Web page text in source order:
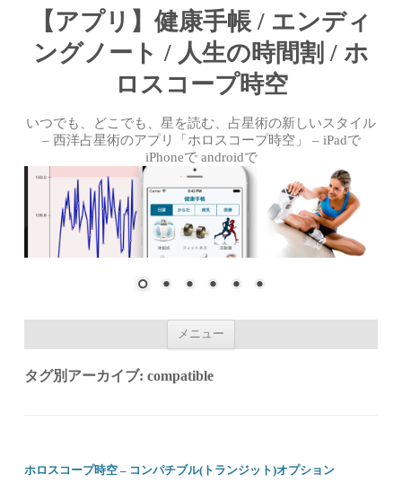
【アプリ】健康手帳 / エンディ
ングノート / 人生の時間割 / ホ
ロスコープ時空
いつでも、どこでも、星を読む、占星術の新しいスタイル
– 西洋占星術のアプリ「ホロスコープ時空」 – iPadで
iPhoneで androidで
メニュー
タグ別アーカイブ:compatible
ホロスコープ時空 – コンパチブル(トランジット)オプション